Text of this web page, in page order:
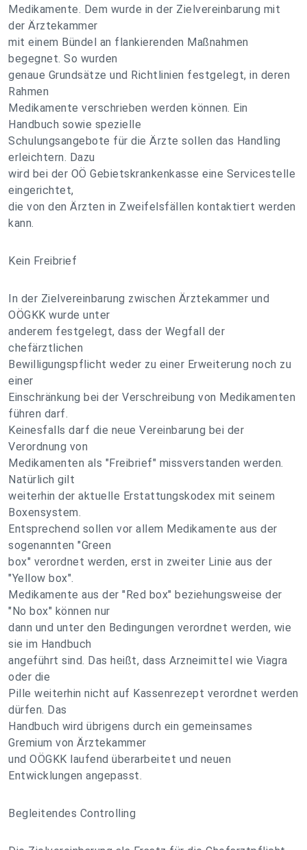
Medikamente. Dem wurde in der Zielvereinbarung mit
der Ärztekammer
mit einem Bündel an flankierenden Maßnahmen
begegnet. So wurden
genaue Grundsätze und Richtlinien festgelegt, in deren
Rahmen
Medikamente verschrieben werden können. Ein
Handbuch sowie spezielle
Schulungsangebote für die Ärzte sollen das Handling
erleichtern. Dazu
wird bei der OÖ Gebietskrankenkasse eine Servicestelle
eingerichtet,
die von den Ärzten in Zweifelsfällen kontaktiert werden
kann.
Kein Freibrief
In der Zielvereinbarung zwischen Ärztekammer und
OÖGKK wurde unter
anderem festgelegt, dass der Wegfall der
chefärztlichen
Bewilligungspflicht weder zu einer Erweiterung noch zu
einer
Einschränkung bei der Verschreibung von Medikamenten
führen darf.
Keinesfalls darf die neue Vereinbarung bei der
Verordnung von
Medikamenten als "Freibrief" missverstanden werden.
Natürlich gilt
weiterhin der aktuelle Erstattungskodex mit seinem
Boxensystem.
Entsprechend sollen vor allem Medikamente aus der
sogenannten "Green
box" verordnet werden, erst in zweiter Linie aus der
"Yellow box".
Medikamente aus der "Red box" beziehungsweise der
"No box" können nur
dann und unter den Bedingungen verordnet werden, wie
sie im Handbuch
angeführt sind. Das heißt, dass Arzneimittel wie Viagra
oder die
Pille weiterhin nicht auf Kassenrezept verordnet werden
dürfen. Das
Handbuch wird übrigens durch ein gemeinsames
Gremium von Ärztekammer
und OÖGKK laufend überarbeitet und neuen
Entwicklungen angepasst.
Begleitendes Controlling